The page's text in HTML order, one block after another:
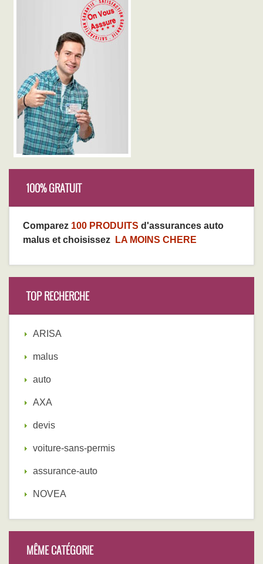
100% GRATUIT
Comparez 100 PRODUITS d'assurances auto
malus et choisissez
LA MOINS CHERE
TOP RECHERCHE
ARISA
malus
auto
AXA
devis
voiture-sans-permis
assurance-auto
NOVEA
MÊME CATÉGORIE